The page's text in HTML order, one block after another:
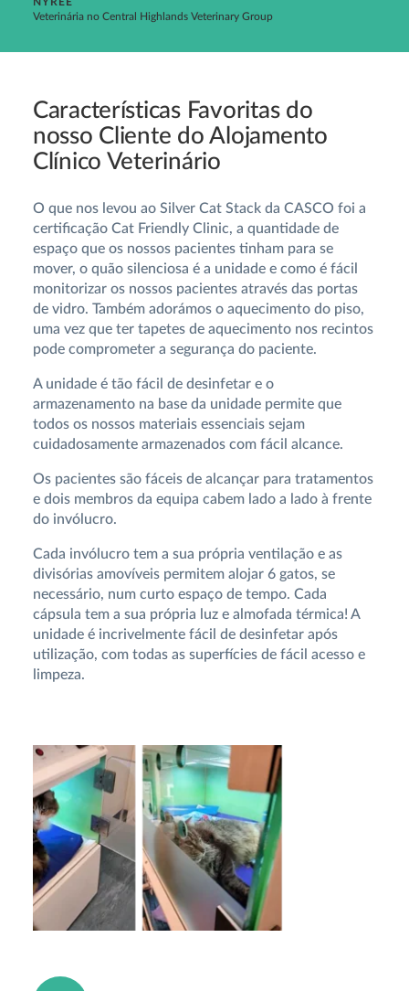
Veterinária no Central Highlands Veterinary Group
Características Favoritas do
nosso Cliente do Alojamento
Clínico Veterinário
O que nos levou ao Silver Cat Stack da CASCO foi a
certificação Cat Friendly Clinic, a quantidade de
espaço que os nossos pacientes tinham para se
mover, o quão silenciosa é a unidade e como é fácil
monitorizar os nossos pacientes através das portas
de vidro. Também adorámos o aquecimento do piso,
uma vez que ter tapetes de aquecimento nos recintos
pode comprometer a segurança do paciente.
A unidade é tão fácil de desinfetar e o
armazenamento na base da unidade permite que
todos os nossos materiais essenciais sejam
cuidadosamente armazenados com fácil alcance.
Os pacientes são fáceis de alcançar para tratamentos
e dois membros da equipa cabem lado a lado à frente
do invólucro.
Cada invólucro tem a sua própria ventilação e as
divisórias amovíveis permitem alojar 6 gatos, se
necessário, num curto espaço de tempo. Cada
cápsula tem a sua própria luz e almofada térmica! A
unidade é incrivelmente fácil de desinfetar após
utilização, com todas as superfícies de fácil acesso e
limpeza.